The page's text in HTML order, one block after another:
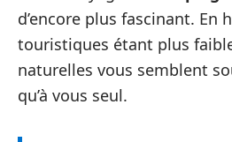
d’encore plus fascinant. En
touristiques étant plus
naturelles vous semblent
qu’à vous seul.